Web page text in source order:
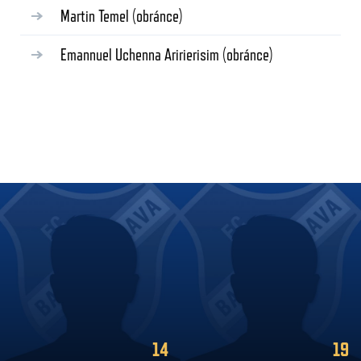
Martin Temel (obránce)
Emannuel Uchenna Aririerisim (obránce)
19 5